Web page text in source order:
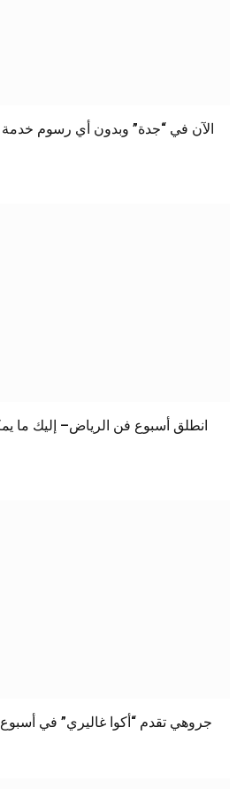
انطلق أسبوع فن الرياض– إليك ما
جروهي تقدم “أكوا غاليري” في أسبوع